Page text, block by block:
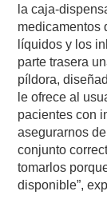
la caja-
medicamentos
líquidos y los
parte trasera
píldora,
le ofrece al
pacientes con
asegurarnos
conjunto
tomarlos
disponible”,